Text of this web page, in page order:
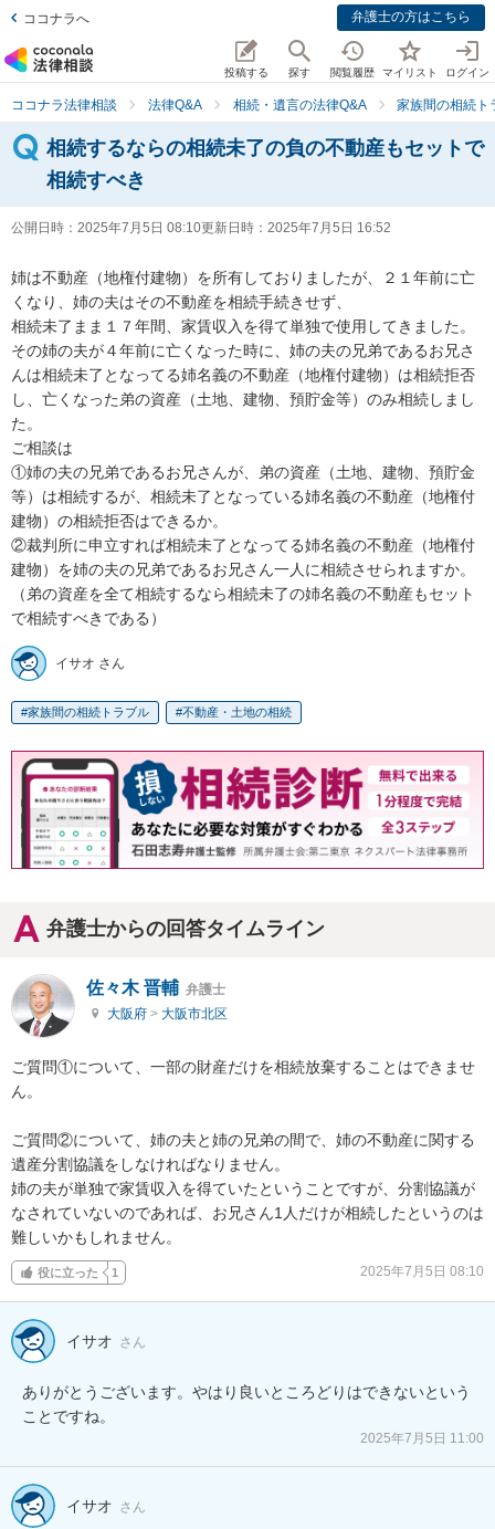
ココナラへ 弁護士の方はこちら
投稿する 探す 閲覧履歴 マイリスト ログイン
ココナラ法律相談 法律Q&A 相続・遺言の法律Q&A 家族間の相続ト
相続するならの相続未了の負の不動産もセットで
相続すべき
公開日時： 2025年7月5日 08:10更新日時： 2025年7月5日 16:52
姉は不動産（地権付建物）を所有しておりましたが、２１年前に亡
くなり、姉の夫はその不動産を相続手続きせず、
相続未了まま１７年間、家賃収入を得て単独で使用してきました。
その姉の夫が４年前に亡くなった時に、姉の夫の兄弟であるお兄さ
んは相続未了となってる姉名義の不動産（地権付建物）は相続拒否
し、亡くなった弟の資産（土地、建物、預貯金等）のみ相続しまし
た。
ご相談は
①姉の夫の兄弟であるお兄さんが、弟の資産（土地、建物、預貯金
等）は相続するが、相続未了となっている姉名義の不動産（地権付
建物）の相続拒否はできるか。
②裁判所に申立すれば相続未了となってる姉名義の不動産（地権付
建物）を姉の夫の兄弟であるお兄さん一人に相続させられますか。
（弟の資産を全て相続するなら相続未了の姉名義の不動産もセット
で相続すべきである）
イサオ さん
家族間の相続トラブル 不動産・土地の相続
弁護士からの回答タイムライン
佐々木 晋輔 弁護士
大阪府 > 大阪市北区
ご質問①について、一部の財産だけを相続放棄することはできませ
ん。
ご質問②について、姉の夫と姉の兄弟の間で、姉の不動産に関する
遺産分割協議をしなければなりません。
姉の夫が単独で家賃収入を得ていたということですが、分割協議が
なされていないのであれば、お兄さん1人だけが相続したというのは
難しいかもしれません。
役に立った 1 2025年7月5日 08:10
イサオ さん
ありがとうございます。やはり良いところどりはできないという
ことですね。
2025年7月5日 11:00
イサオ さん